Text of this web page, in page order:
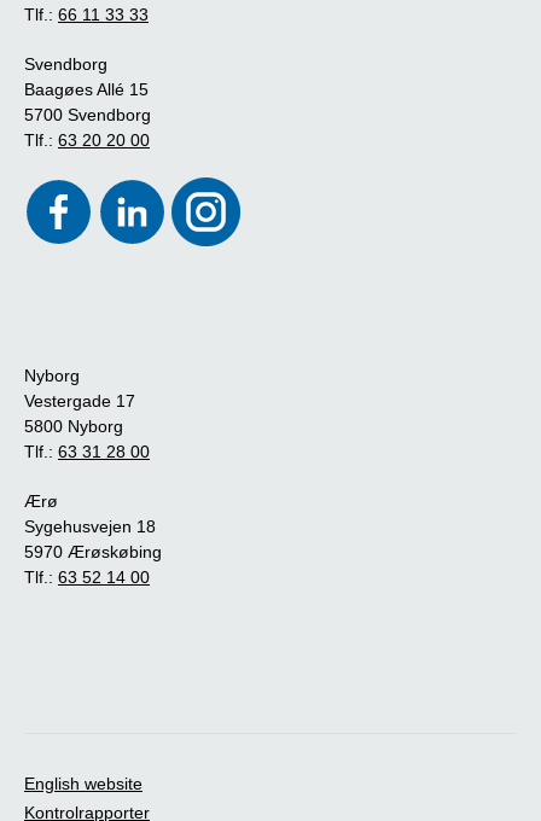
Tlf.: 66 11 33 33
Svendborg
Baagøes Allé 15
5700 Svendborg
Tlf.: 63 20 20 00
Nyborg
Vestergade 17
5800 Nyborg
Tlf.: 63 31 28 00
Ærø
Sygehusvejen 18
5970 Ærøskøbing
Tlf.: 63 52 14 00
English website
Kontrolrapporter